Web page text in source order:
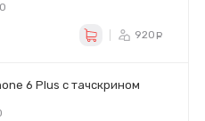
920
6 Plus с тачскрином